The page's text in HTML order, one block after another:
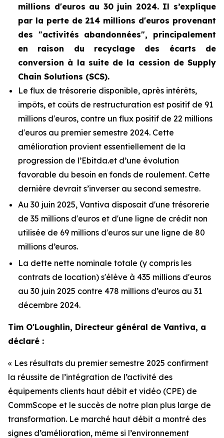
millions d'euros au 30 juin 2024. Il s’explique
par la perte de 214 millions d'euros provenant
des "activités abandonnées", principalement
en raison du recyclage des écarts de
conversion à la suite de la cession de Supply
Chain Solutions (SCS).
Le flux de trésorerie disponible, après intérêts,
impôts, et coûts de restructuration est positif de 91
millions d'euros, contre un flux positif de 22 millions
d'euros au premier semestre 2024. Cette
amélioration provient essentiellement de la
progression de l’Ebitda.et d’une évolution
favorable du besoin en fonds de roulement. Cette
dernière devrait s’inverser au second semestre.
Au 30 juin 2025, Vantiva disposait d'une trésorerie
de 35 millions d'euros et d'une ligne de crédit non
utilisée de 69 millions d'euros sur une ligne de 80
millions d’euros.
La dette nette nominale totale (y compris les
contrats de location) s'élève à 435 millions d'euros
au 30 juin 2025 contre 478 millions d’euros au 31
décembre 2024.
Tim O'Loughlin, Directeur général de Vantiva, a
déclaré :
« Les résultats du premier semestre 2025 confirment
la réussite de l’intégration de l’activité des
équipements clients haut débit et vidéo (CPE) de
CommScope et le succès de notre plan plus large de
transformation. Le marché haut débit a montré des
signes d’amélioration, même si l’environnement